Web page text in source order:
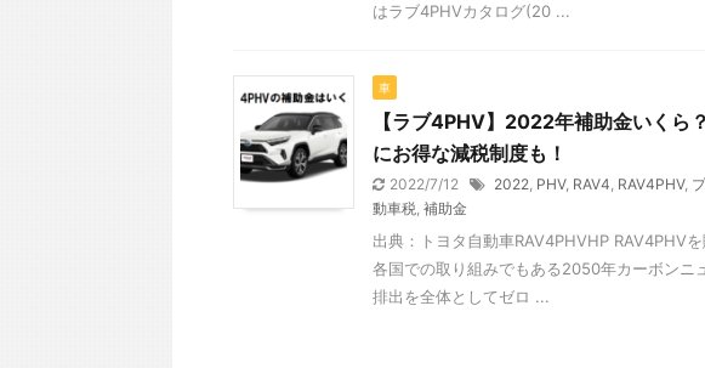
はラブ4PHVカタログ(20 ...
車
【ラブ4PHV】2022年補助金いくら
にお得な減税制度も！
2022/7/12 2022, PHV, RAV4, RAV4PHV,
動車税, 補助金
出典：トヨタ自動車RAV4PHVHP RAV4PHV
各国での取り組みでもある2050年カーボン
排出を全体としてゼロ ...